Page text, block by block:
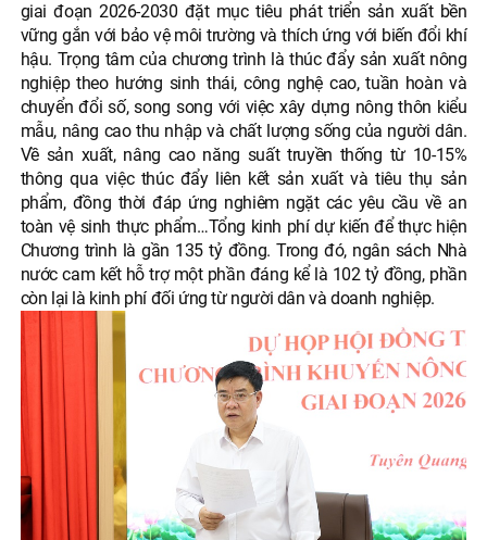
giai đoạn 2026-2030 đặt mục tiêu phát triển sản xuất bền
vững gắn với bảo vệ môi trường và thích ứng với biến đổi khí
hậu. Trọng tâm của chương trình là thúc đẩy sản xuất nông
nghiệp theo hướng sinh thái, công nghệ cao, tuần hoàn và
chuyển đổi số, song song với việc xây dựng nông thôn kiểu
mẫu, nâng cao thu nhập và chất lượng sống của người dân.
Về sản xuất, nâng cao năng suất truyền thống từ 10-15%
thông qua việc thúc đẩy liên kết sản xuất và tiêu thụ sản
phẩm, đồng thời đáp ứng nghiêm ngặt các yêu cầu về an
toàn vệ sinh thực phẩm…Tổng kinh phí dự kiến để thực hiện
Chương trình là gần 135 tỷ đồng. Trong đó, ngân sách Nhà
nước cam kết hỗ trợ một phần đáng kể là 102 tỷ đồng, phần
còn lại là kinh phí đối ứng từ người dân và doanh nghiệp.